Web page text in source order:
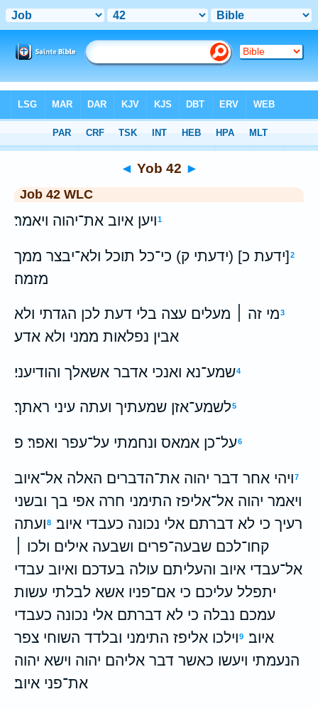
◄ Yob 42 ►
Job 42 WLC
1ויען איוב את־יהוה ויאמר׃
2[ידעת כ] (ידעתי ק) כי־כל תוכל ולא־יבצר ממך
מזמה׃
3מי זה ׀ מעלים עצה בלי דעת לכן הגדתי ולא
אבין נפלאות ממני ולא אדע׃
4שמע־נא ואנכי אדבר אשאלך והודיעני׃
5לשמע־אזן שמעתיך ועתה עיני ראתך׃
6על־כן אמאס ונחמתי על־עפר ואפר׃ פ
7ויהי אחר דבר יהוה את־הדברים האלה אל־איוב
ויאמר יהוה אל־אליפז התימני חרה אפי בך ובשני
רעיך כי לא דברתם אלי נכונה כעבדי איוב׃
8ועתה
קחו־לכם שבעה־פרים ושבעה אילים ולכו ׀
אל־עבדי איוב והעליתם עולה בעדכם ואיוב עבדי
יתפלל עליכם כי אם־פניו אשא לבלתי עשות
עמכם נבלה כי לא דברתם אלי נכונה כעבדי
איוב׃
9וילכו אליפז התימני ובלדד השוחי צפר
הנעמתי ויעשו כאשר דבר אליהם יהוה וישא יהוה
את־פני איוב׃